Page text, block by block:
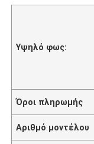
Υψηλό φως:
Όροι πληρωμής
Αριθμό μοντέλου